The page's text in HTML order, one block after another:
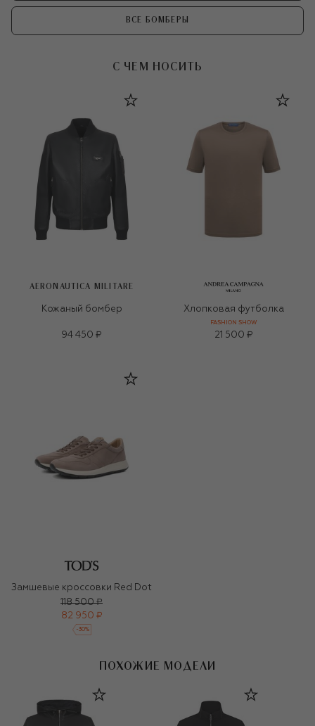
ВСЕ БОМБЕРЫ
С ЧЕМ НОСИТЬ
AERONAUTICA MILITARE
Кожаный бомбер
94 450 ₽
Хлопковая футболка
FASHION SHOW
21 500 ₽
Замшевые кроссовки Red Dot
118 500 ₽
82 950 ₽
-30%
ПОХОЖИЕ МОДЕЛИ